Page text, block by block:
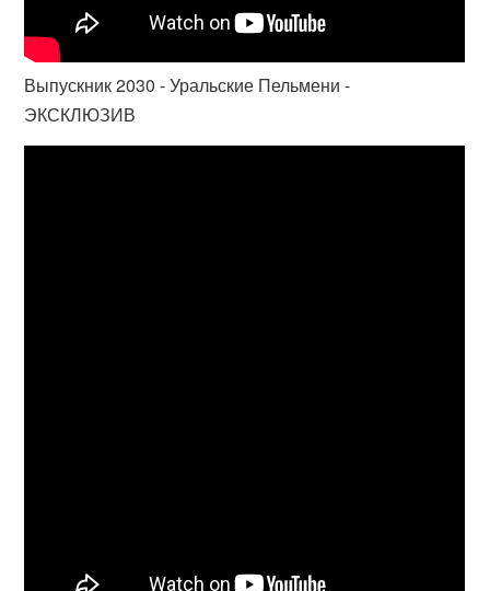
Выпускник 2030 - Уральские Пельмени -
ЭКСКЛЮЗИВ